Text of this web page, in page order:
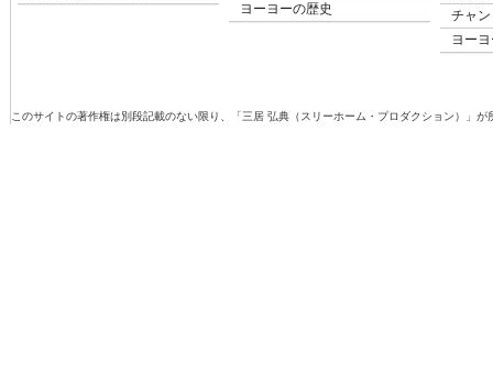
ヨーヨーの歴史
チャ
ヨー
このサイトの著作権は別段記載のない限り、「三居 弘典（スリーホーム・プロダクション）